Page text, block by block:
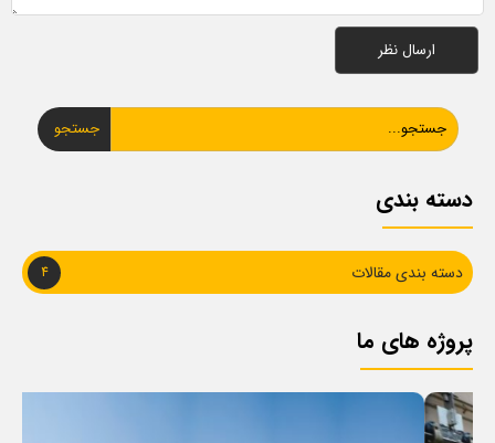
جستجو
دسته بندی
دسته بندی مقالات 4
پروژه های ما